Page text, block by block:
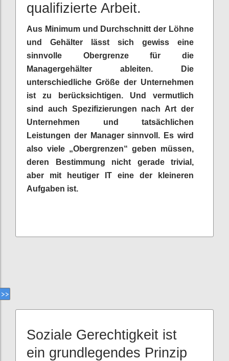
qualifizierte Arbeit.
Aus Minimum und Durchschnitt der Löhne
und Gehälter lässt sich gewiss eine
sinnvolle Obergrenze für die
Managergehälter ableiten. Die
unterschiedliche Größe der Unternehmen
ist zu berücksichtigen. Und vermutlich
sind auch Spezifizierungen nach Art der
Unternehmen und tatsächlichen
Leistungen der Manager sinnvoll. Es wird
also viele „Obergrenzen“ geben müssen,
deren Bestimmung nicht gerade trivial,
aber mit heutiger IT eine der kleineren
Aufgaben ist.
Soziale Gerechtigkeit ist
ein grundlegendes Prinzip